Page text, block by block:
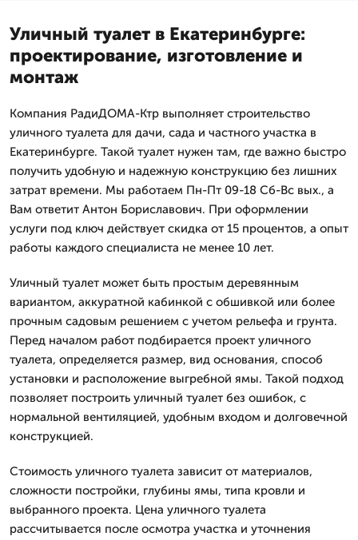
Уличный туалет в Екатеринбурге:
проектирование, изготовление и
монтаж
Компания РадиДОМА-Ктр выполняет строительство
уличного туалета для дачи, сада и частного участка в
Екатеринбурге. Такой туалет нужен там, где важно быстро
получить удобную и надежную конструкцию без лишних
затрат времени. Мы работаем Пн-Пт 09-18 Сб-Вс вых., а
Вам ответит Антон Бориславович. При оформлении
услуги под ключ действует скидка от 15 процентов, а опыт
работы каждого специалиста не менее 10 лет.
Уличный туалет может быть простым деревянным
вариантом, аккуратной кабинкой с обшивкой или более
прочным садовым решением с учетом рельефа и грунта.
Перед началом работ подбирается проект уличного
туалета, определяется размер, вид основания, способ
установки и расположение выгребной ямы. Такой подход
позволяет построить уличный туалет без ошибок, с
нормальной вентиляцией, удобным входом и долговечной
конструкцией.
Стоимость уличного туалета зависит от материалов,
сложности постройки, глубины ямы, типа кровли и
выбранного проекта. Цена уличного туалета
рассчитывается после осмотра участка и уточнения